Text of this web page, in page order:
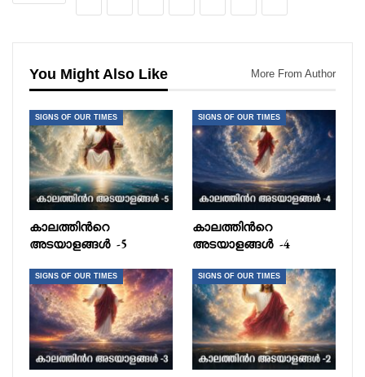
You Might Also Like More From Author
SIGNS OF OUR TIMES
കാലത്തിൻറെ
അടയാളങ്ങൾ -5
SIGNS OF OUR TIMES
കാലത്തിൻറെ
അടയാളങ്ങൾ -4
SIGNS OF OUR TIMES SIGNS OF OUR TIMES